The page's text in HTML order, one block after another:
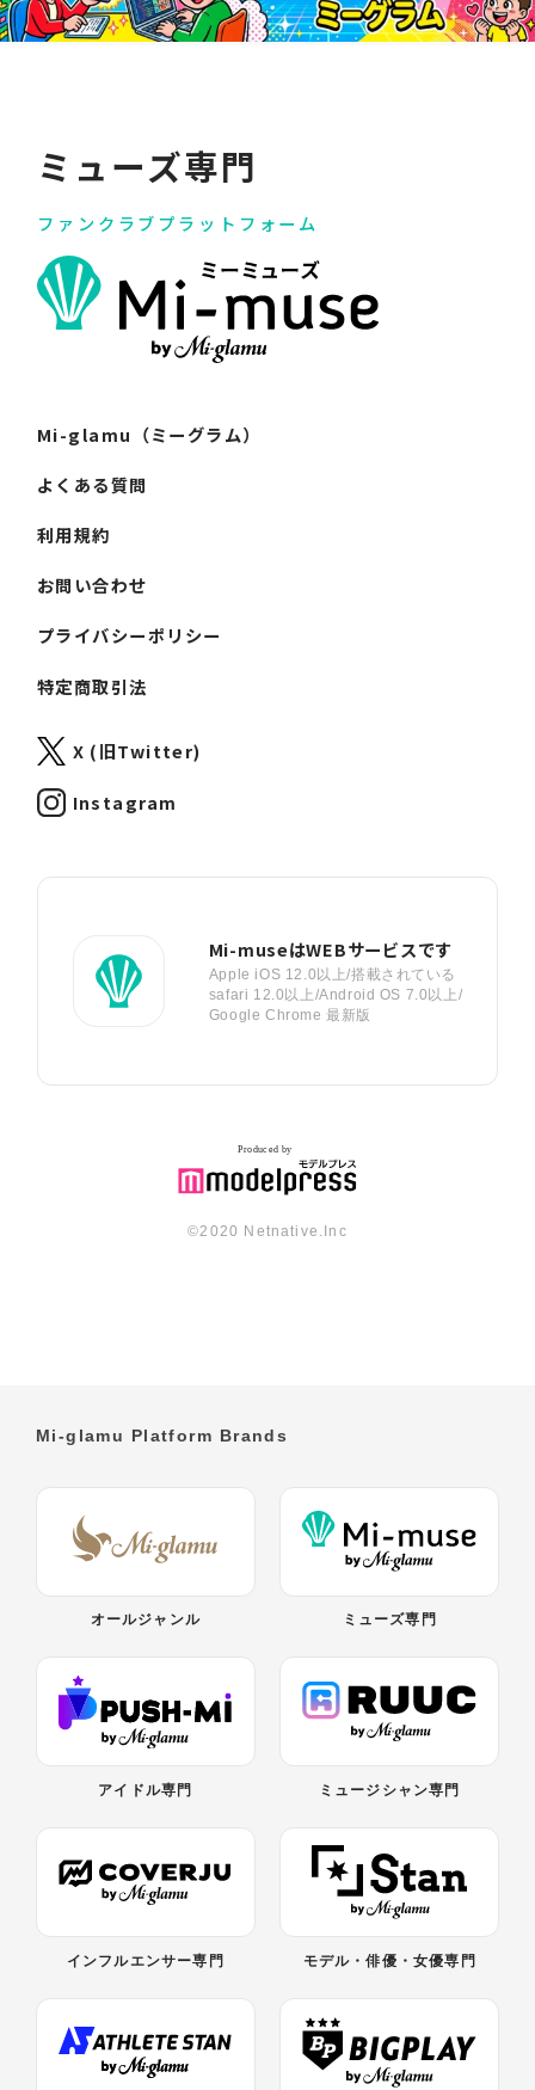
ミューズ専門
ファンクラブプラットフォーム
Mi-glamu（ミーグラム）
よくある質問
利用規約
お問い合わせ
プライバシーポリシー
特定商取引法
X (旧Twitter)
Instagram
Mi-museはWEBサービスです
Apple iOS 12.0以上/搭載されている
safari 12.0以上/Android OS 7.0以上/
Google Chrome 最新版
©︎2020 Netnative.Inc
Mi-glamu Platform Brands
オールジャンル ミューズ専門
アイドル専門 ミュージシャン専門
インフルエンサー専門 モデル・俳優・女優専門